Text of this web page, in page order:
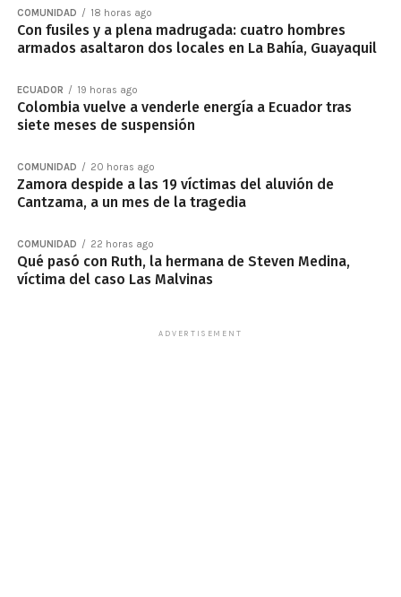
COMUNIDAD 18 horas ago
Con fusiles y a plena madrugada: cuatro hombres
armados asaltaron dos locales en La Bahía, Guayaquil
ECUADOR 19 horas ago
Colombia vuelve a venderle energía a Ecuador tras
siete meses de suspensión
COMUNIDAD 20 horas ago
Zamora despide a las 19 víctimas del aluvión de
Cantzama, a un mes de la tragedia
COMUNIDAD 22 horas ago
Qué pasó con Ruth, la hermana de Steven Medina,
víctima del caso Las Malvinas
ADVERTISEMENT